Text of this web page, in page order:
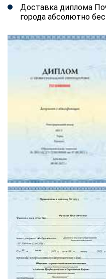
Доставка диплома
города абсолютно